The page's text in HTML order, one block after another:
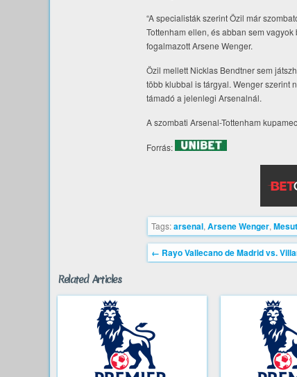
“A specialisták szerint Özil már
Tottenham ellen, és abban sem
fogalmazott Arsene Wenger.
Özil mellett Nicklas Bendtner sem
több klubbal is tárgyal. Wenger szerint
támadó a jelenlegi Arsenalnál.
A szombati Arsenal-Tottenham
Forrás:
Tags:arsenal, Arsene Wenger,
← Rayo Vallecano de Madrid vs.
Related Articles